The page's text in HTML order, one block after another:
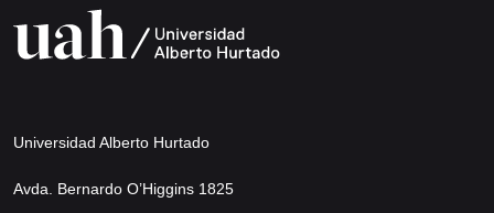
Universidad Alberto Hurtado
Avda. Bernardo O’Higgins 1825